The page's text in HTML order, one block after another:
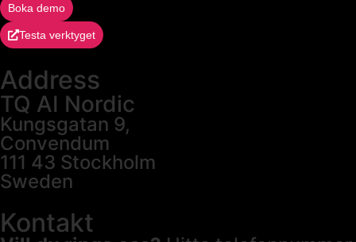
Boka demo
Testa verktyget
Address
TQ AI Nordic
Kungsgatan 9,
Convendum
111 43 Stockholm
Sweden
Kontakt